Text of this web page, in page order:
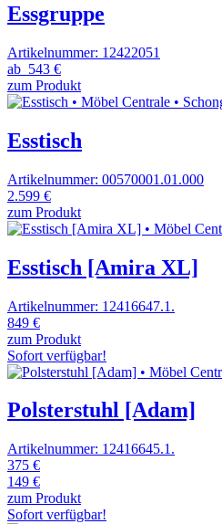
Essgruppe
Artikelnummer: 12422051
ab 543 €
zum Produkt
Esstisch
Artikelnummer: 00570001.01.000
2.599 €
zum Produkt
Esstisch [Amira XL]
Artikelnummer: 12416647.1.
849 €
zum Produkt
Sofort verfügbar!
Polsterstuhl [Adam]
Artikelnummer: 12416645.1.
375 €
149 €
zum Produkt
Sofort verfügbar!